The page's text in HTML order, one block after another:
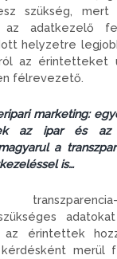
szükség,
az adatkezelő
helyzetre
az érintetteket
félrevezető.
marketing:
az ipar és az
a
is…
érintettek
merül